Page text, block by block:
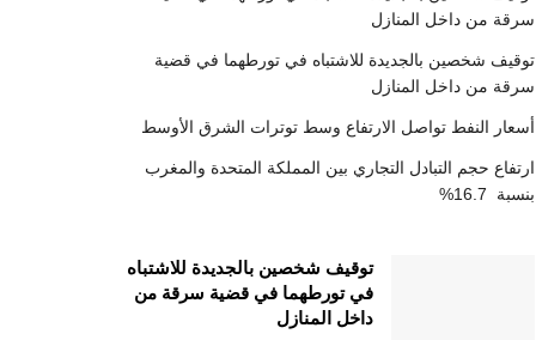
سرقة من داخل المنازل
توقيف شخصين بالجديدة للاشتباه في تورطهما في قضية
سرقة من داخل المنازل
أسعار النفط تواصل الارتفاع وسط توترات الشرق الأوسط
ارتفاع حجم التبادل التجاري بين المملكة المتحدة والمغرب
بنسبة 16.7%
توقيف شخصين بالجديدة للاشتباه
في تورطهما في قضية سرقة من
داخل المنازل